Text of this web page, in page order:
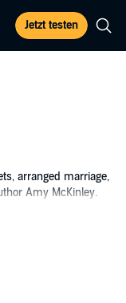
Jetzt testen
arranged marriage,
Amy McKinley.
his, and punish
What should be